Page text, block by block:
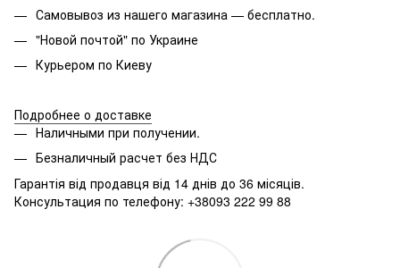
Самовывоз из нашего магазина — бесплатно.
"Новой почтой" по Украине
Курьером по Киеву
Подробнее о доставке
Наличными при получении.
Безналичный расчет без НДС
Гарантія від продавця від 14 днів до 36 місяців.
Консультация по телефону: +38093 222 99 88